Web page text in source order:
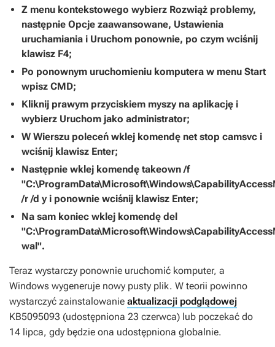
Z menu kontekstowego wybierz Rozwiąż problemy,
następnie Opcje zaawansowane, Ustawienia
uruchamiania i Uruchom ponownie, po czym wciśnij
klawisz F4;
Po ponownym uruchomieniu komputera w menu Start
wpisz CMD;
Kliknij prawym przyciskiem myszy na aplikację i
wybierz Uruchom jako administrator;
W Wierszu poleceń wklej komendę net stop camsvc i
wciśnij klawisz Enter;
Następnie wklej komendę takeown /f
/r /d y i ponownie wciśnij klawisz Enter;
Na sam koniec wklej komendę del
wal".
Teraz wystarczy ponownie uruchomić komputer, a
Windows wygeneruje nowy pusty plik. W teorii powinno
wystarczyć zainstalowanie aktualizacji podglądowej
KB5095093 (udostępniona 23 czerwca) lub poczekać do
14 lipca, gdy będzie ona udostępniona globalnie.